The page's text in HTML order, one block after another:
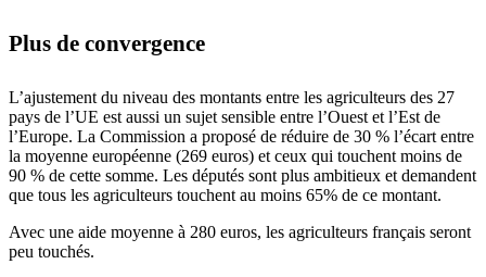
Plus de convergence
L’ajustement du niveau des montants entre les agriculteurs des 27
pays de l’UE est aussi un sujet sensible entre l’Ouest et l’Est de
l’Europe. La Commission a proposé de réduire de 30 % l’écart entre
la moyenne européenne (269 euros) et ceux qui touchent moins de
90 % de cette somme. Les députés sont plus ambitieux et demandent
que tous les agriculteurs touchent au moins 65% de ce montant.
Avec une aide moyenne à 280 euros, les agriculteurs français seront
peu touchés.